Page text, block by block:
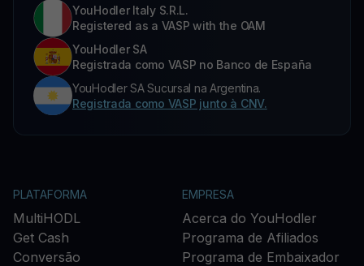
YouHodler Italy S.R.L.
Registered as a VASP with the OAM
YouHodler SA
Registrada como VASP no Banco de España
YouHodler SA Sucursal na Argentina.
Registrada como VASP junto à CNV.
PLATAFORMA
MultiHODL
Get Cash
Conversão
EMPRESA
Acerca do YouHodler
Programa de Afiliados
Programa de Embaixador